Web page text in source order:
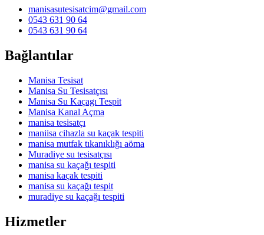
manisasutesisatcim@gmail.com
0543 631 90 64
0543 631 90 64
Bağlantılar
Manisa Tesisat
Manisa Su Tesisatçısı
Manisa Su Kaçagı Tespit
Manisa Kanal Açma
manisa tesisatçı
maniisa cihazla su kaçak tespiti
manisa mutfak tıkanıklığı aöma
Muradiye su tesisatçısı
manisa su kaçağı tespiti
manisa kaçak tespiti
manisa su kaçağı tespit
muradiye su kaçağı tespiti
Hizmetler